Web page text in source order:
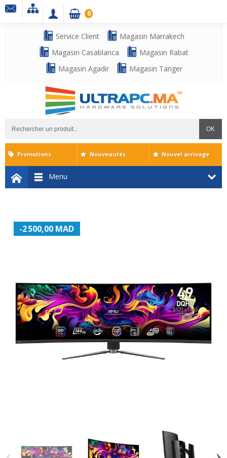
Service Client
Magasin Marrakech
Magasin Casablanca
Magasin Rabat
Magasin Agadir
Magasin Tanger
OK
0
Menu
Promotions Nouveautés Nouvel arrivage
-2 500,00 MAD